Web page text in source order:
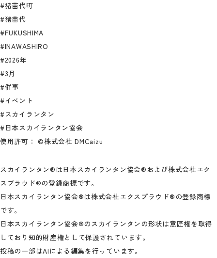
#猪苗代町
#猪苗代
#FUKUSHIMA
#INAWASHIRO
#2026年
#3月
#催事
#イベント
#スカイランタン
#日本スカイランタン協会
使用許可： ©株式会社 DMCaizu
スカイランタン®は日本スカイランタン協会®および株式会社エク
スプラウド®の登録商標です。
日本スカイランタン協会®は株式会社エクスプラウド®の登録商標
です。
日本スカイランタン協会®のスカイランタンの形状は意匠権を取得
しており知的財産権として保護されています。
投稿の一部はAIによる編集を行っています。